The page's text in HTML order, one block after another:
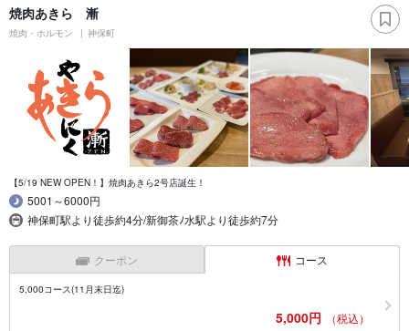
焼肉あきら 漸
焼肉・ホルモン 神保町
【5/19 NEW OPEN！】焼肉あきら2号店誕生！
5001～6000円
神保町駅より徒歩約4分/新御茶ﾉ水駅より徒歩約7分
クーポン コース
5,000コース(11月末日迄)
5,000円 （税込）